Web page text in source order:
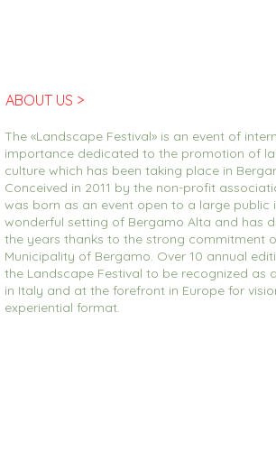
ABOUT US >
The «Landscape Festival» is an event of
importance dedicated to the promotion of
culture which has been taking place in
Conceived in 2011 by the non-profit
was born as an event open to a large public
wonderful setting of Bergamo Alta and has
the years thanks to the strong commitment
Municipality of Bergamo. Over 10 annual
the Landscape Festival to be recognized as
in Italy and at the forefront in Europe for
experiential format.